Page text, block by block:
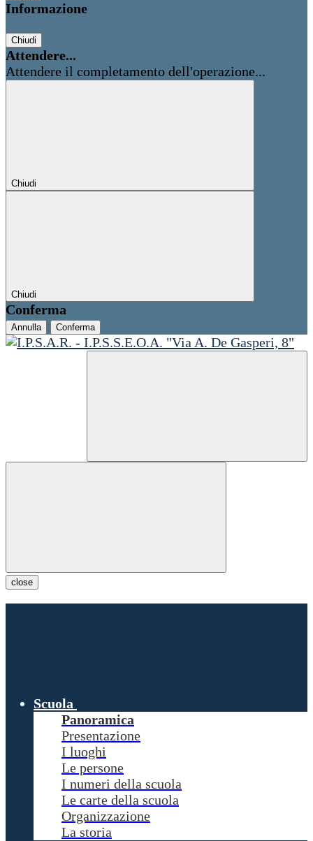
Informazione
Chiudi
Attendere...
Attendere il completamento dell'operazione...
Chiudi
Chiudi
Conferma
Annulla Conferma
close
Scuola
Panoramica
Presentazione
I luoghi
Le persone
I numeri della scuola
Le carte della scuola
Organizzazione
La storia